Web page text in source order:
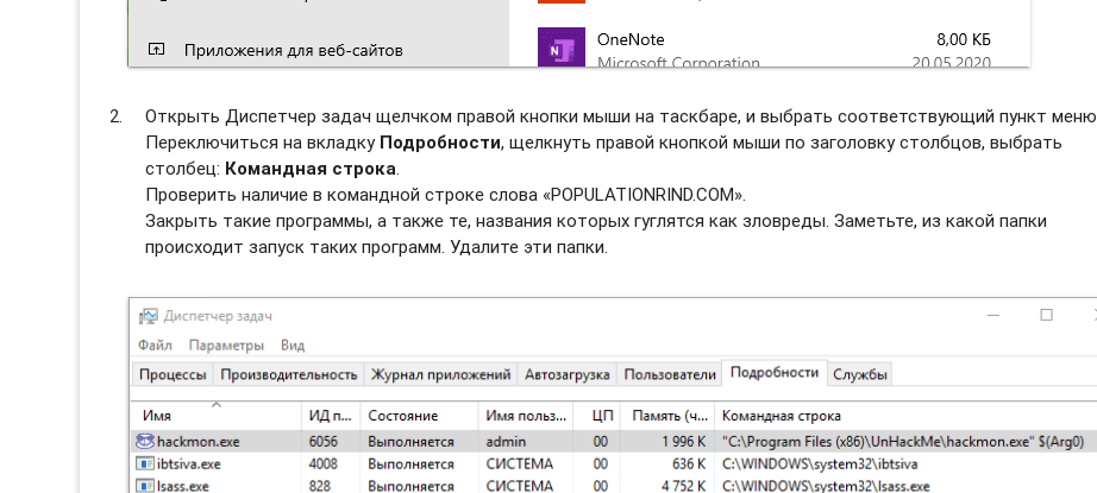
Открыть Диспетчер задач щелчком правой кнопки мыши на таскбаре, и выбрать соотвeтствующий пункт меню.
Переключиться на вкладку Подробности, щелкнуть правой кнопкой мыши по заголовку столбцов, выбрать
столбец: Командная строка
Проверить наличие в командной строке слова «POPULATIONRIND.COM».
Закрыть такие программы, а также те, названия которых гуглятся как зловреды. Заметьте, из какой папки
происходит запуск таких программ. Удалите эти папки.